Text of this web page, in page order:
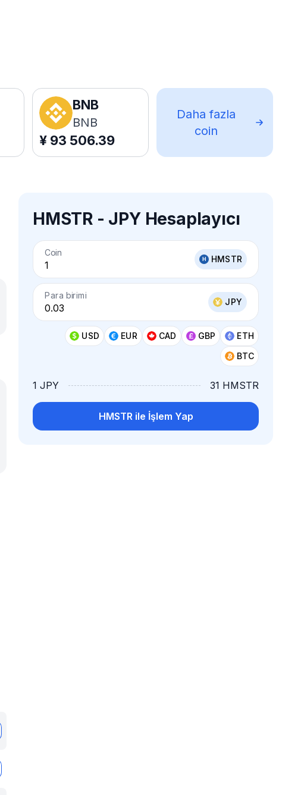
BNB
BNB
¥ 93 506.39
Daha fazla
coin
HMSTR - JPY Hesaplayıcı
Coin
HMSTR
Para birimi
JPY
USD EUR CAD GBP
ETH
BTC
1 JPY 31 HMSTR
HMSTR ile İşlem Yap